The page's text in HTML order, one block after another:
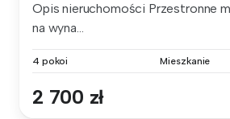
Opis nieruchomości Przestronne
na wyna...
4 pokoi Mieszkanie
2 700 zł